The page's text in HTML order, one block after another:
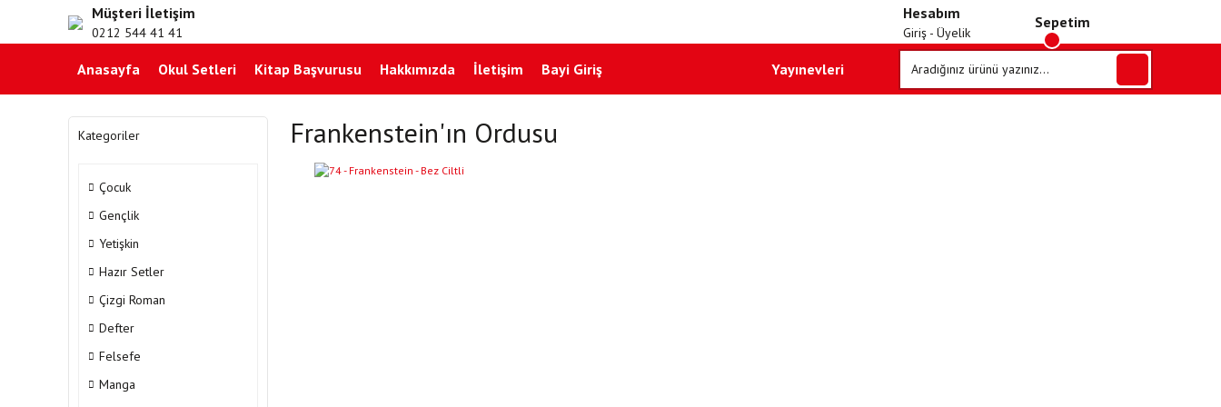
Müşteri İletişim
0212 544 41 41
Hesabım
Giriş - Üyelik
Sepetim
Anasayfa Okul Setleri Kitap Başvurusu Hakkımızda İletişim Bayi Giriş Yayınevleri
Kategoriler
Çocuk
Gençlik
Yetişkin
Hazır Setler
Çizgi Roman
Defter
Felsefe
Manga
Frankenstein'ın Ordusu